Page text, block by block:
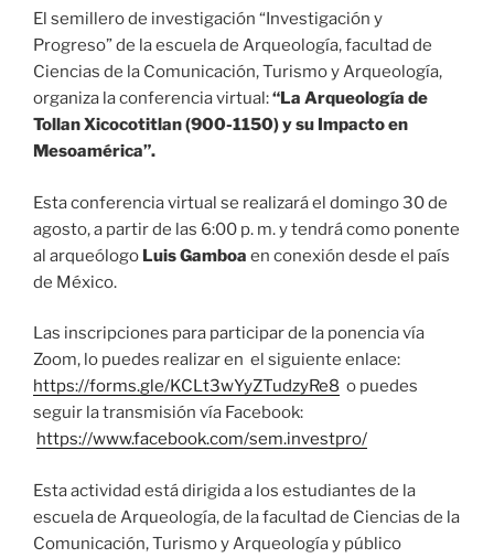
El semillero de investigación “Investigación y
Progreso” de la escuela de Arqueología, facultad de
Ciencias de la Comunicación, Turismo y Arqueología,
organiza la conferencia virtual:“La Arqueología de
Tollan Xicocotitlan (900-1150) y su Impacto en
Mesoamérica”.
Esta conferencia virtual se realizará el domingo 30 de
agosto, a partir de las 6:00 p. m. y tendrá como ponente
al arqueólogo Luis Gamboa en conexión desde el país
de México.
Las inscripciones para participar de la ponencia vía
Zoom, lo puedes realizar en el siguiente enlace:
https://forms.gle/KCLt3wYyZTudzyRe8 o puedes
seguir la transmisión vía Facebook:
https://www.facebook.com/sem.investpro/
Esta actividad está dirigida a los estudiantes de la
escuela de Arqueología, de la facultad de Ciencias de la
Comunicación, Turismo y Arqueología y público